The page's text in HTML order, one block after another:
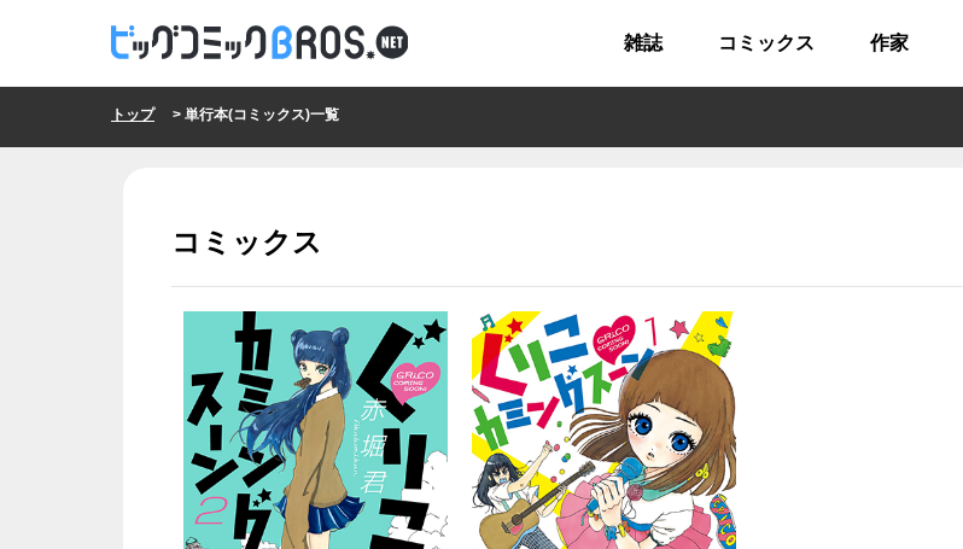
雑誌 コミックス 作家
トップ> 単行本(コミックス)一覧
コミックス